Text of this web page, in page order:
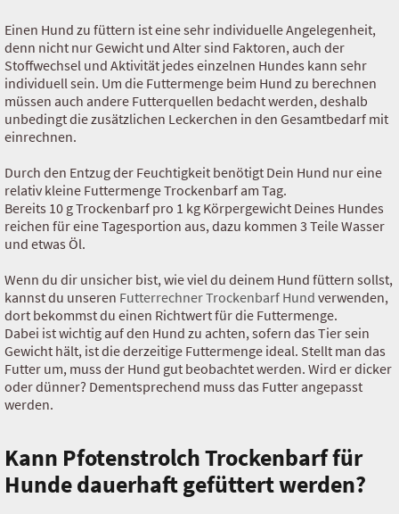
Einen Hund zu füttern ist eine sehr individuelle Angelegenheit,
denn nicht nur Gewicht und Alter sind Faktoren, auch der
Stoffwechsel und Aktivität jedes einzelnen Hundes kann sehr
individuell sein. Um die Futtermenge beim Hund zu berechnen
müssen auch andere Futterquellen bedacht werden, deshalb
unbedingt die zusätzlichen Leckerchen in den Gesamtbedarf mit
einrechnen.
Durch den Entzug der Feuchtigkeit benötigt Dein Hund nur eine
relativ kleine Futtermenge Trockenbarf am Tag.
Bereits 10 g Trockenbarf pro 1 kg Körpergewicht Deines Hundes
reichen für eine Tagesportion aus, dazu kommen 3 Teile Wasser
und etwas Öl.
Wenn du dir unsicher bist, wie viel du deinem Hund füttern sollst,
kannst du unseren Futterrechner Trockenbarf Hund verwenden,
dort bekommst du einen Richtwert für die Futtermenge.
Dabei ist wichtig auf den Hund zu achten, sofern das Tier sein
Gewicht hält, ist die derzeitige Futtermenge ideal. Stellt man das
Futter um, muss der Hund gut beobachtet werden. Wird er dicker
oder dünner? Dementsprechend muss das Futter angepasst
werden.
Kann Pfotenstrolch Trockenbarf für
Hunde dauerhaft gefüttert werden?